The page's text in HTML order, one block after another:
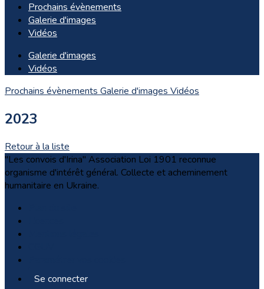
Prochains évènements
Galerie d'images
Vidéos
Galerie d'images
Vidéos
Prochains évènements Galerie d'images Vidéos
2023
Retour à la liste
"Les convois d'Irina" Association Loi 1901 reconnue
organisme d'intérêt général. Collecte et acheminement
humanitaire en Ukraine.
Se connecter